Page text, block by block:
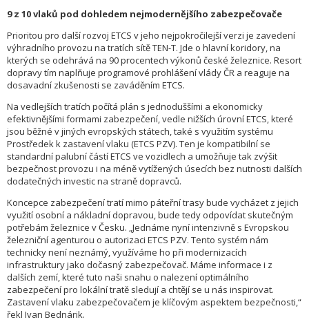
9 z 10 vlaků pod dohledem nejmodernějšího zabezpečovače
Prioritou pro další rozvoj ETCS v jeho nejpokročilejší verzi je zavedení
výhradního provozu na tratích sítě TEN-T. Jde o hlavní koridory, na
kterých se odehrává na 90 procentech výkonů české železnice. Resort
dopravy tím naplňuje programové prohlášení vlády ČR a reaguje na
dosavadní zkušenosti se zaváděním ETCS.
Na vedlejších tratích počítá plán s jednoduššími a ekonomicky
efektivnějšími formami zabezpečení, vedle nižších úrovní ETCS, které
jsou běžné v jiných evropských státech, také s využitím systému
Prostředek k zastavení vlaku (ETCS PZV). Ten je kompatibilní se
standardní palubní částí ETCS ve vozidlech a umožňuje tak zvýšit
bezpečnost provozu i na méně vytížených úsecích bez nutnosti dalších
dodatečných investic na straně dopravců.
Koncepce zabezpečení tratí mimo páteřní trasy bude vycházet z jejich
využití osobní a nákladní dopravou, bude tedy odpovídat skutečným
potřebám železnice v Česku. „Jednáme nyní intenzivně s Evropskou
železniční agenturou o autorizaci ETCS PZV. Tento systém nám
technicky není neznámý, využíváme ho při modernizacích
infrastruktury jako dočasný zabezpečovač. Máme informace i z
dalších zemí, které tuto naši snahu o nalezení optimálního
zabezpečení pro lokální tratě sledují a chtějí se u nás inspirovat.
Zastavení vlaku zabezpečovačem je klíčovým aspektem bezpečnosti,“
řekl Ivan Bednárik.